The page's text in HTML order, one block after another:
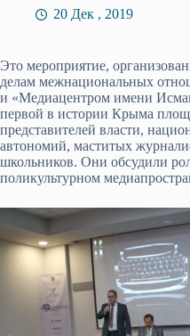
20 Дек , 2019
Это мероприятие,
делам межнациональных
и «Медиацентром имени
первой в истории Крыма
представителей власти,
автономий, маститых
школьников. Они обсудили
поликультурном